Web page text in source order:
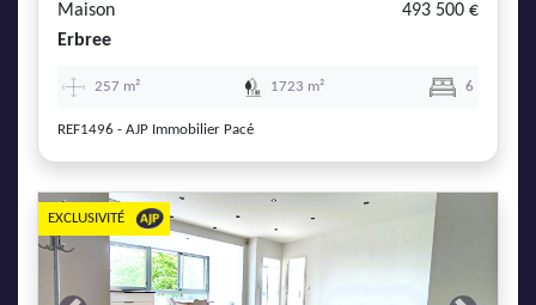
Maison
493 500 €
Erbree
257 m² 1723 m² 6
REF1496 - AJP Immobilier Pacé
EXCLUSIVITÉ